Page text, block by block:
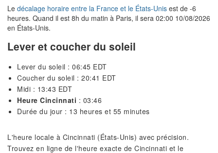
Le décalage horaire entre la France et le États-Unis est de -6
heures. Quand il est 8h du matin à Paris, il sera 02:00 10/08/2026
en États-Unis.
Lever et coucher du soleil
Lever du soleil : 06:45 EDT
Coucher du soleil : 20:41 EDT
Midi : 13:43 EDT
Heure Cincinnati : 03:46
Durée du jour : 13 heures et 55 minutes
L'heure locale à Cincinnati (États-Unis) avec précision.
Trouvez en ligne de l'heure exacte de Cincinnati et le